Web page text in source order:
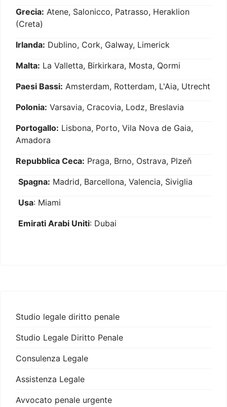
Grecia: Atene, Salonicco, Patrasso, Heraklion
(Creta)
Irlanda: Dublino, Cork, Galway, Limerick
Malta: La Valletta, Birkirkara, Mosta, Qormi
Paesi Bassi: Amsterdam, Rotterdam, L'Aia, Utrecht
Polonia: Varsavia, Cracovia, Lodz, Breslavia
Portogallo: Lisbona, Porto, Vila Nova de Gaia,
Amadora
Repubblica Ceca: Praga, Brno, Ostrava, Plzeň
Spagna: Madrid, Barcellona, Valencia, Siviglia
Usa: Miami
Emirati Arabi Uniti: Dubai
Studio legale diritto penale
Studio Legale Diritto Penale
Consulenza Legale
Assistenza Legale
Avvocato penale urgente